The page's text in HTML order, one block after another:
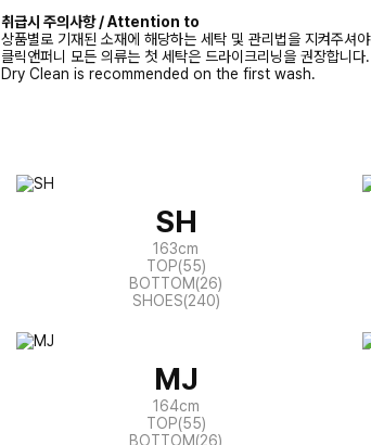
취급시 주의사항 / Attention to
상품별로 기재된 소재에 해당하는 세탁 및 관리법을 지켜주셔
클릭앤퍼니 모든 의류는 첫 세탁은 드라이크리닝을 권장합니다.
Dry Clean is recommended on the first wash.
SH
163cm
TOP(55)
BOTTOM(26)
SHOES(240)
MJ
164cm
TOP(55)
BOTTOM(26)